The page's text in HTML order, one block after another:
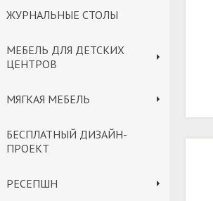
ЖУРНАЛЬНЫЕ СТОЛЫ
МЕБЕЛЬ ДЛЯ ДЕТСКИХ
ЦЕНТРОВ
МЯГКАЯ МЕБЕЛЬ
БЕСПЛАТНЫЙ ДИЗАЙН-
ПРОЕКТ
РЕСЕПШН